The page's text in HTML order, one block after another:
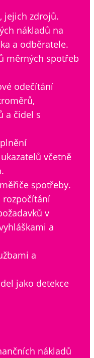
jejich zdrojů.
nákladů na
a odběratele.
měrných spotřeb
odečítání
a čidel s
včetně
spotřeby.
rozpočítání
v
a
a
jako detekce
nákladů